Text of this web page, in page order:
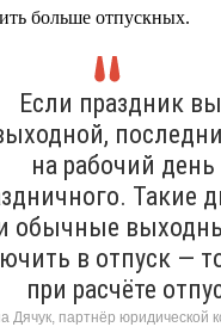
больше отпускных.
Если праздник
на рабочий день
Такие
обычные
в отпуск —
при расчёте
Дячук, партнёр юридической